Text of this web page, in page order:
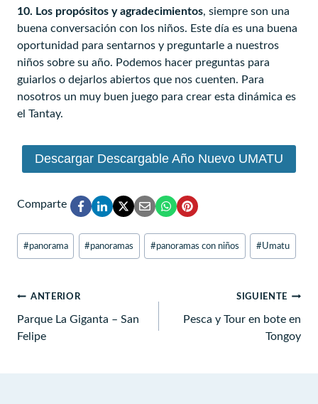
10. Los propósitos y agradecimientos, siempre son una
buena conversación con los niños. Este día es una buena
oportunidad para sentarnos y preguntarle a nuestros
niños sobre su año. Podemos hacer preguntas para
guiarlos o dejarlos abiertos que nos cuenten. Para
nosotros un muy buen juego para crear esta dinámica es
el Tantay.
Descargar Descargable Año Nuevo UMATU
Comparte
Etiquetas
#panorama #panoramas #panoramas con niños #Umatu
Navegación
de
entradas
ANTERIOR
Parque La Giganta – San
Felipe
SIGUIENTE
Pesca y Tour en bote en
Tongoy